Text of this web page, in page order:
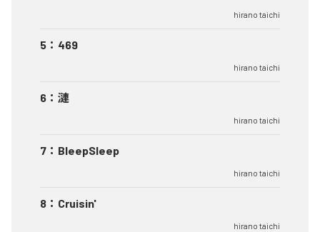
hirano taichi
5 ： 469
hirano taichi
6 ： 漣
hirano taichi
7 ： BleepSleep
hirano taichi
8 ： Cruisin'
hirano taichi